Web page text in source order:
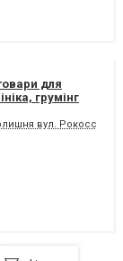
для
грумінг
вул.